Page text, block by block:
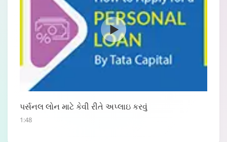
પર્સનલ લોન માટે કેવી રીતે અપ્લાઇ કરવું
1:48